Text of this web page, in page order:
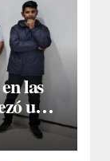
las
un